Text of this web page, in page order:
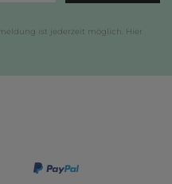
ist jederzeit möglich. Hier